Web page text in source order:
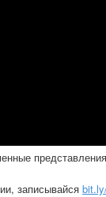
записывайся